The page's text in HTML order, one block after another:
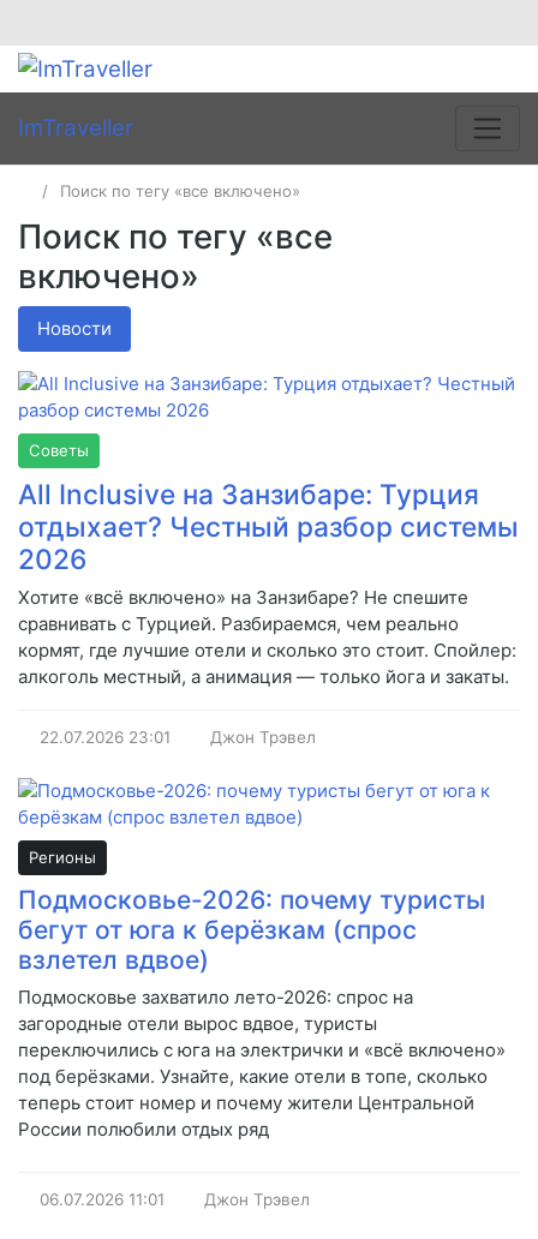
ImTraveller
Поиск по тегу «все включено»
Поиск по тегу «все
включено»
Новости
Советы
All Inclusive на Занзибаре: Турция
отдыхает? Честный разбор системы
2026
Хотите «всё включено» на Занзибаре? Не спешите
сравнивать с Турцией. Разбираемся, чем реально
кормят, где лучшие отели и сколько это стоит. Спойлер:
алкоголь местный, а анимация — только йога и закаты.
22.07.2026 23:01 Джон Трэвел
Регионы
Подмосковье-2026: почему туристы
бегут от юга к берёзкам (спрос
взлетел вдвое)
Подмосковье захватило лето-2026: спрос на
загородные отели вырос вдвое, туристы
переключились с юга на электрички и «всё включено»
под берёзками. Узнайте, какие отели в топе, сколько
теперь стоит номер и почему жители Центральной
России полюбили отдых ряд
06.07.2026 11:01 Джон Трэвел